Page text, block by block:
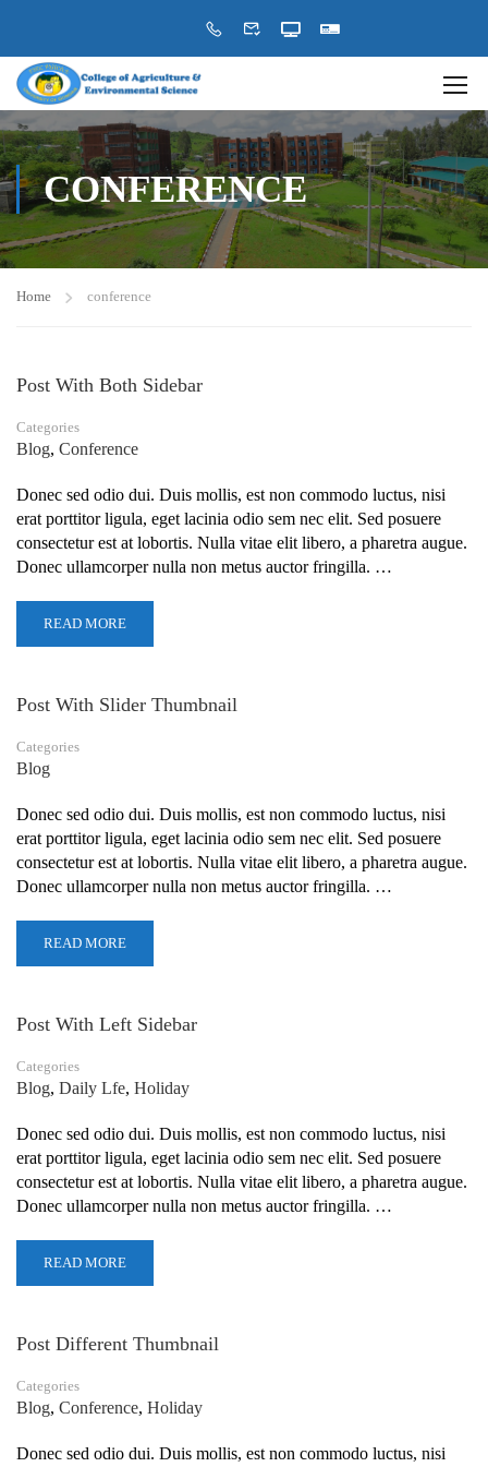
CONFERENCE
Home conference
Post With Both Sidebar
Categories
Blog, Conference
Donec sed odio dui. Duis mollis, est non commodo luctus, nisi
erat porttitor ligula, eget lacinia odio sem nec elit. Sed posuere
consectetur est at lobortis. Nulla vitae elit libero, a pharetra augue.
Donec ullamcorper nulla non metus auctor fringilla. …
READ MORE
Post With Slider Thumbnail
Categories
Blog
Donec sed odio dui. Duis mollis, est non commodo luctus, nisi
erat porttitor ligula, eget lacinia odio sem nec elit. Sed posuere
consectetur est at lobortis. Nulla vitae elit libero, a pharetra augue.
Donec ullamcorper nulla non metus auctor fringilla. …
READ MORE
Post With Left Sidebar
Categories
Blog, Daily Lfe, Holiday
Donec sed odio dui. Duis mollis, est non commodo luctus, nisi
erat porttitor ligula, eget lacinia odio sem nec elit. Sed posuere
consectetur est at lobortis. Nulla vitae elit libero, a pharetra augue.
Donec ullamcorper nulla non metus auctor fringilla. …
READ MORE
Post Different Thumbnail
Categories
Blog, Conference, Holiday
Donec sed odio dui. Duis mollis, est non commodo luctus, nisi